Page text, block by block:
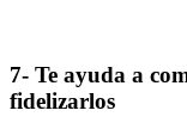
7- Te ayuda a
fidelizarlos